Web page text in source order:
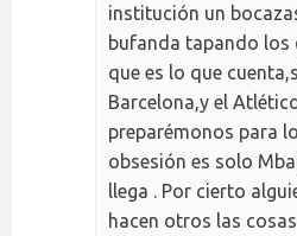
institución un
bufanda tapando los
que es lo que
Barcelona,y el
preparémonos para
obsesión es solo
llega . Por cierto
hacen otros las